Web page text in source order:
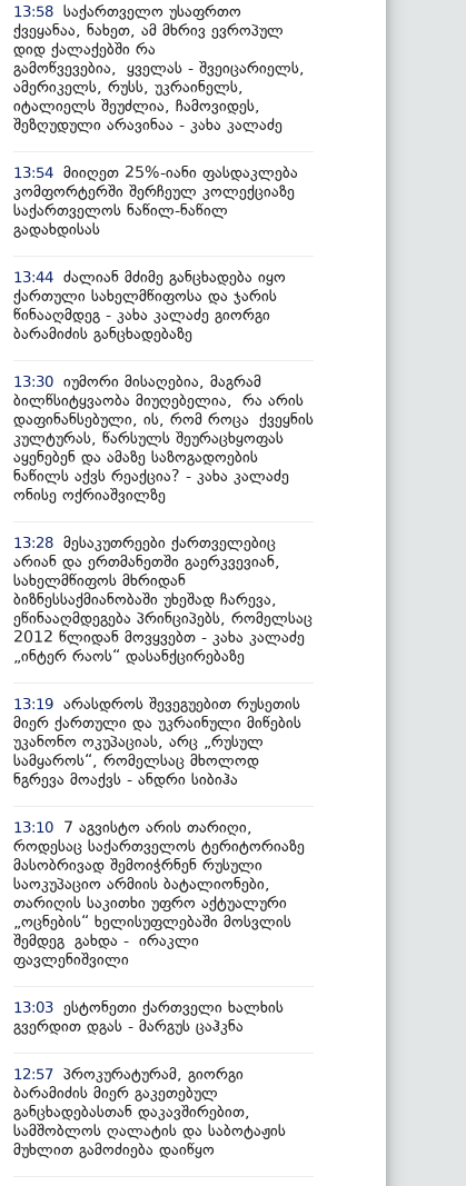
13:58 საქართველო უსაფრთო
ქვეყანაა, ნახეთ, ამ მხრივ ევროპულ
დიდ ქალაქებში რა
გამოწვევებია, ყველას - შვეიცარიელს,
ამერიკელს, რუსს, უკრაინელს,
იტალიელს შეუძლია, ჩამოვიდეს,
შეზღუდული არავინაა - კახა კალაძე
13:54 მიიღეთ 25%-იანი ფასდაკლება
კომფორტერში შერჩეულ კოლექციაზე
საქართველოს ნაწილ-ნაწილ
გადახდისას
13:44 ძალიან მძიმე განცხადება იყო
ქართული სახელმწიფოსა და ჯარის
წინააღმდეგ - კახა კალაძე გიორგი
ბარამიძის განცხადებაზე
13:30 იუმორი მისაღებია, მაგრამ
ბილწსიტყვაობა მიუღებელია, რა არის
დაფინანსებული, ის, რომ როცა ქვეყნის
კულტურას, წარსულს შეურაცხყოფას
აყენებენ და ამაზე საზოგადოების
ნაწილს აქვს რეაქცია? - კახა კალაძე
ონისე ოქრიაშვილზე
13:28 მესაკუთრეები ქართველებიც
არიან და ერთმანეთში გაერკვევიან,
სახელმწიფოს მხრიდან
ბიზნესსაქმიანობაში უხეშად ჩარევა,
ეწინააღმდეგება პრინციპებს, რომელსაც
2012 წლიდან მოვყვებთ - კახა კალაძე
„ინტერ რაოს“ დასანქცირებაზე
13:19 არასდროს შევეგუებით რუსეთის
მიერ ქართული და უკრაინული მიწების
უკანონო ოკუპაციას, არც „რუსულ
სამყაროს“, რომელსაც მხოლოდ
ნგრევა მოაქვს - ანდრი სიბიჰა
13:10
7 აგვისტო არის თარიღი,
როდესაც საქართველოს ტერიტორიაზე
მასობრივად შემოიჭრნენ რუსული
საოკუპაციო არმიის ბატალიონები,
თარიღის საკითხი უფრო აქტუალური
„ოცნების“ ხელისუფლებაში მოსვლის
შემდეგ გახდა - ირაკლი
ფავლენიშვილი
13:03 ესტონეთი ქართველი ხალხის
გვერდით დგას - მარგუს ცაჰკნა
12:57 პროკურატურამ, გიორგი
ბარამიძის მიერ გაკეთებულ
განცხადებასთან დაკავშირებით,
სამშობლოს ღალატის და საბოტაჟის
მუხლით გამოძიება დაიწყო